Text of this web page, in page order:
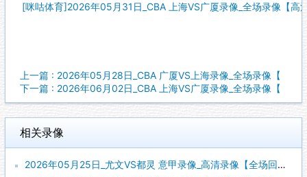
[咪咕体育]2026年05月31日_CBA 上海VS广厦录像_全场录像【高
上一篇 : 2026年05月28日_CBA 广厦VS上海录像_全场录像【
下一篇 : 2026年06月02日_CBA 上海VS广厦录像_全场录像【
相关录像
2026年05月25日_尤文VS都灵 意甲录像_高清录像【全场回放】